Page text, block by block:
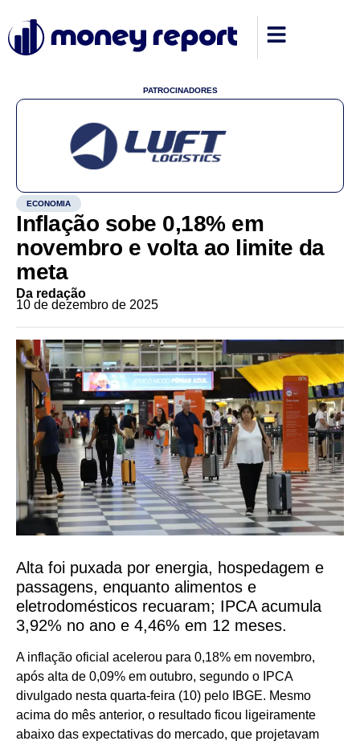
PATROCINADORES
ECONOMIA
Inflação sobe 0,18% em
novembro e volta ao limite da
meta
Da redação
10 de dezembro de 2025
Alta foi puxada por energia, hospedagem e
passagens, enquanto alimentos e
eletrodomésticos recuaram; IPCA acumula
3,92% no ano e 4,46% em 12 meses.
A inflação oficial acelerou para 0,18% em novembro,
após alta de 0,09% em outubro, segundo o IPCA
divulgado nesta quarta-feira (10) pelo IBGE. Mesmo
acima do mês anterior, o resultado ficou ligeiramente
abaixo das expectativas do mercado, que projetavam